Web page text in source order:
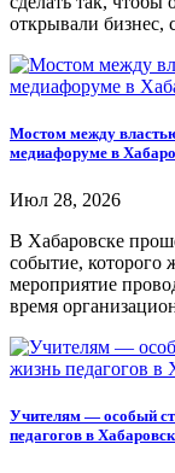
открывали бизнес,
Мостом между
медиафоруме в
Июл 28, 2026
В Хабаровске
событие, которого
мероприятие
время
Учителям — особый
педагогов в